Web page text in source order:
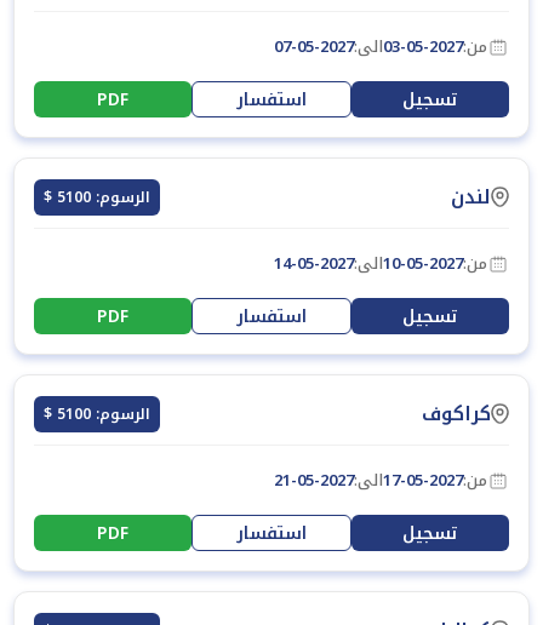
من:03-05-2027الى:07-05-2027
تسجيل استفسار PDF
لندن الرسوم: 5100 $
من:10-05-2027الى:14-05-2027
تسجيل استفسار PDF
كراكوف الرسوم: 5100 $
من:17-05-2027الى:21-05-2027
تسجيل استفسار PDF